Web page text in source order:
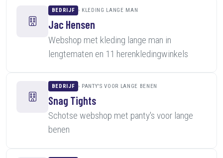
BEDRIJF KLEDING LANGE MAN
Jac Hensen
Webshop met kleding lange man in
lengtematen en 11 herenkledingwinkels
BEDRIJF PANTY'S VOOR LANGE BENEN
Snag Tights
Schotse webshop met panty's voor lange
benen